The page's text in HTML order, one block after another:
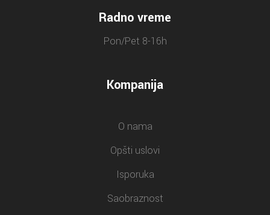
Radno vreme
Pon/Pet 8-16h
Kompanija
O nama
Opšti uslovi
Isporuka
Saobraznost